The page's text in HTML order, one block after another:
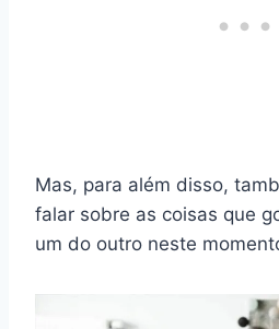
Mas, para além disso,
falar sobre as coisas que
um do outro neste